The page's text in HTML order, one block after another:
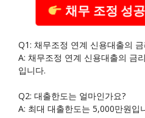
채무 조정 성
Q1: 채무조정 연계 신용대출의
A: 채무조정 연계 신용대출의 금
입니다.
Q2: 대출한도는 얼마인가요?
A: 최대 대출한도는 5,000만원입